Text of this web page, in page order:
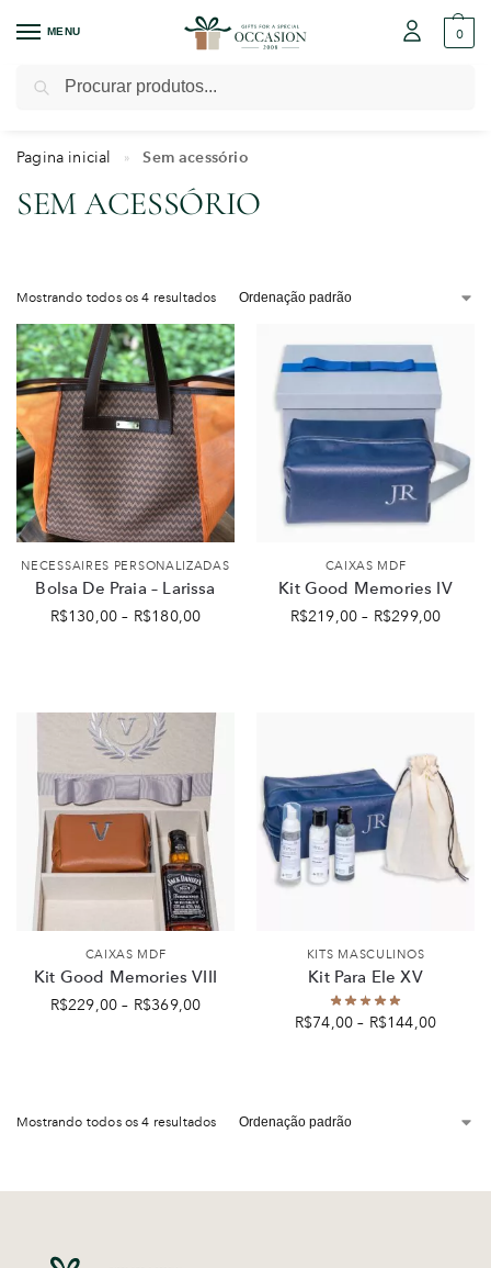
MENU 0
Pagina inicial » Sem acessório
SEM ACESSÓRIO
Mostrando todos os 4 resultados
NECESSAIRES PERSONALIZADAS
Bolsa De Praia – Larissa
R$130,00 – R$180,00
CAIXAS MDF
Kit Good Memories IV
R$219,00 – R$299,00
CAIXAS MDF
Kit Good Memories VIII
R$229,00 – R$369,00
KITS MASCULINOS
Kit Para Ele XV
R$74,00 – R$144,00
Mostrando todos os 4 resultados